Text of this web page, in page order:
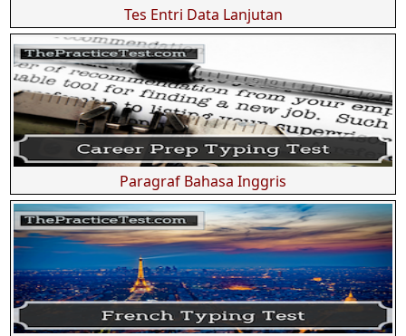
Tes Entri Data Lanjutan
Paragraf Bahasa Inggris